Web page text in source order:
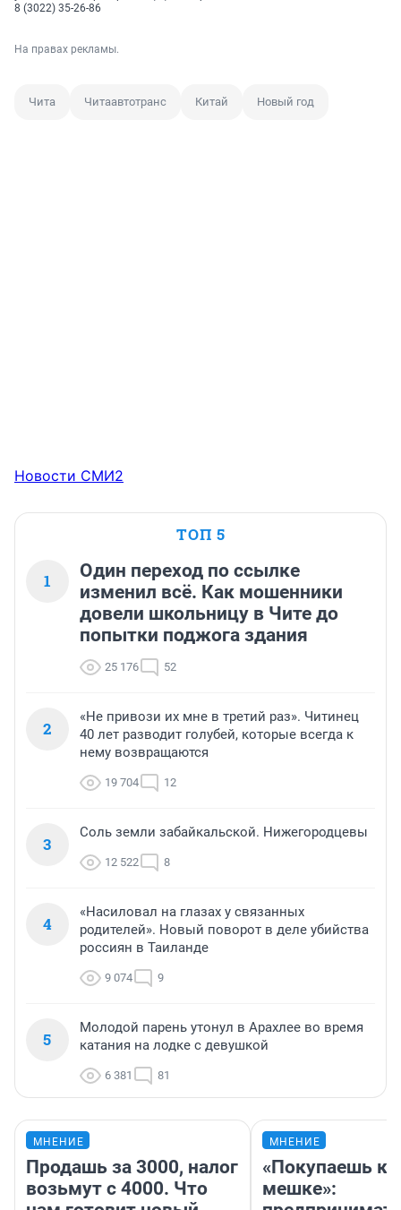
8 (3022) 35-26-86
На правах рекламы.
Чита Читаавтотранс Китай Новый год
Новости СМИ2
ТОП 5
1
Один переход по ссылке
изменил всё. Как мошенники
довели школьницу в Чите до
попытки поджога здания
25 176 52
2
«Не привози их мне в третий раз». Читинец
40 лет разводит голубей, которые всегда к
нему возвращаются
19 704 12
3
Соль земли забайкальской. Нижегородцевы
12 522 8
4
«Насиловал на глазах у связанных
родителей». Новый поворот в деле убийства
россиян в Таиланде
9 074 9
5
Молодой парень утонул в Арахлее во время
катания на лодке с девушкой
6 381 81
МНЕНИЕ
Продашь за 3000, налог
возьмут с 4000. Что
МНЕНИЕ
«Покупаешь
мешке»: